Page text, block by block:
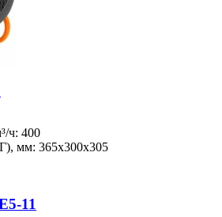
ч: 400
мм: 365x300x305
11